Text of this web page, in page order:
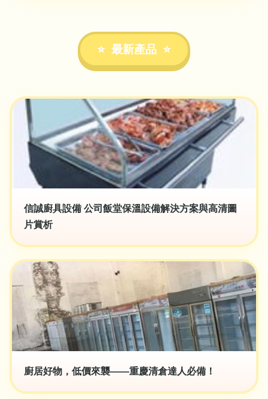
最新產品
信誠廚具設備 公司飯堂保溫設備解決方案與高清圖
片賞析
廚居好物，低價來襲——重慶清倉達人必備！